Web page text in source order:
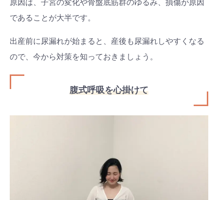
原因は、子宮の変化や骨盤底筋群のゆるみ、損傷が原因
であることが大半です。
出産前に尿漏れが始まると、産後も尿漏れしやすくなる
ので、今から対策を知っておきましょう。
腹式呼吸を心掛けて